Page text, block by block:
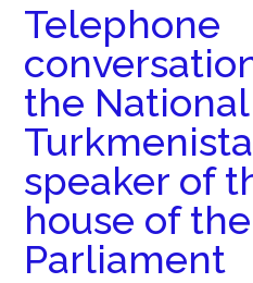
Telephone
the
speaker of
house of
Parliament